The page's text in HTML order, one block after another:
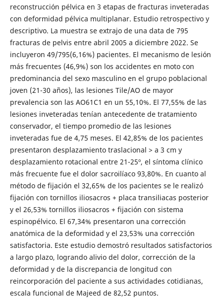
reconstrucción pélvica en 3 etapas de fracturas inveteradas
con deformidad pélvica multiplanar. Estudio retrospectivo y
descriptivo. La muestra se extrajo de una data de 795
fracturas de pelvis entre abril 2005 a diciembre 2022. Se
incluyeron 49/795(6,16%) pacientes. El mecanismo de lesión
más frecuentes (46,9%) son los accidentes en moto con
predominancia del sexo masculino en el grupo poblacional
joven (21-30 años), las lesiones Tile/AO de mayor
prevalencia son las AO61C1 en un 55,10%. El 77,55% de las
lesiones inveteradas tenían antecedente de tratamiento
conservador, el tiempo promedio de las lesiones
inveteradas fue de 4,75 meses. El 42,85% de los pacientes
presentaron desplazamiento traslacional > a 3 cm y
desplazamiento rotacional entre 21-25º, el síntoma clínico
más frecuente fue el dolor sacroilíaco 93,80%. En cuanto al
método de fijación el 32,65% de los pacientes se le realizó
fijación con tornillos iliosacros + placa transiliacas posterior
y el 26,53% tornillos iliosacros + fijación con sistema
espinopélvico. El 67,34% presentaron una corrección
anatómica de la deformidad y el 23,53% una corrección
satisfactoria. Este estudio demostró resultados satisfactorios
a largo plazo, logrando alivio del dolor, corrección de la
deformidad y de la discrepancia de longitud con
reincorporación del paciente a sus actividades cotidianas,
escala funcional de Majeed de 82,52 puntos.